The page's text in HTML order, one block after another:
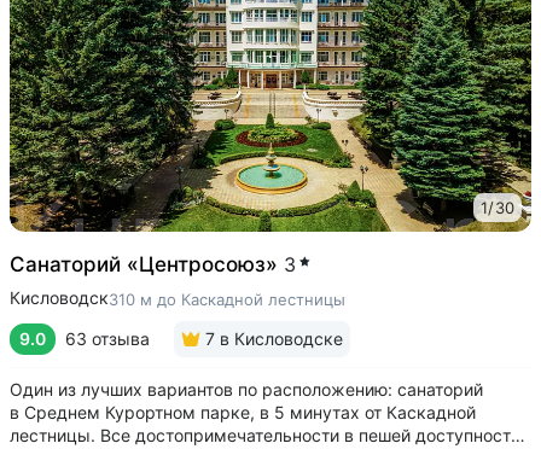
1/30
Санаторий «Центросоюз» 3
Кисловодск310 м до Каскадной лестницы
9.0 63 отзыва 7 в Кисловодске
Один из лучших вариантов по расположению: санаторий
в Среднем Курортном парке, в 5 минутах от Каскадной
лестницы. Все достопримечательности в пешей доступности